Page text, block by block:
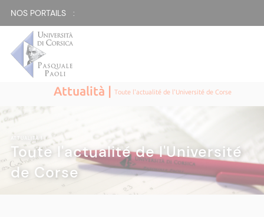
NOS PORTAILS :
Attualità |Toute l'actualité de l'Université de Corse
ATTUALITÀ|
Toute l'actualité de l'Université
de Corse